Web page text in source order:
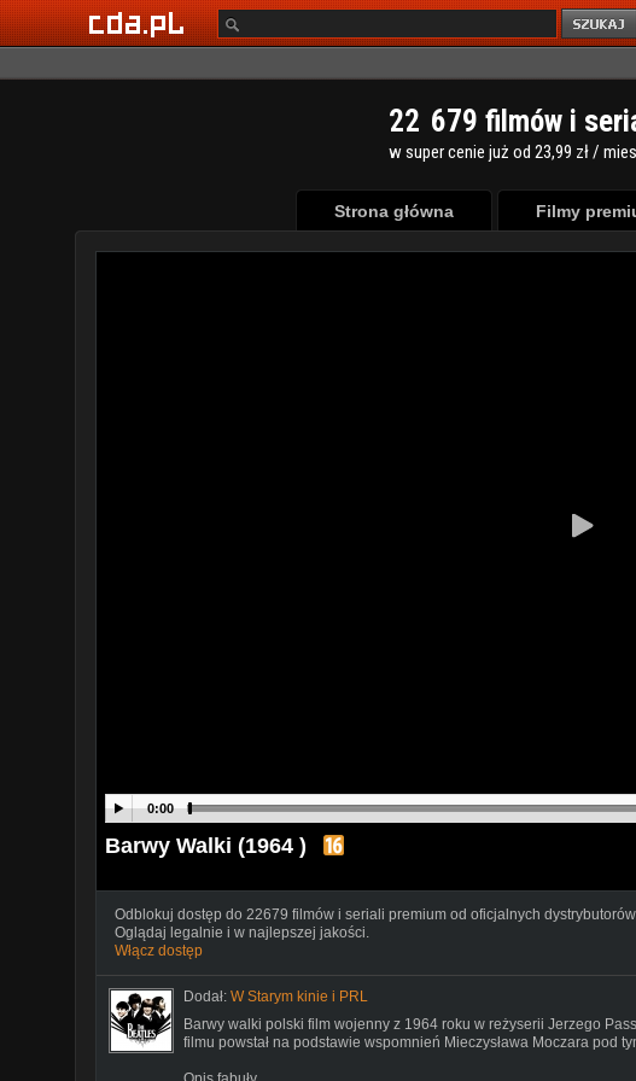
22 679 filmów i
w super cenie już od 23,99 zł /
Strona główna Filmy
0:00
Barwy Walki (1964 )
Odblokuj dostęp do 22679 filmów i seriali premium od oficjalnych
Oglądaj legalnie i w najlepszej jakości.
Włącz dostęp
Dodał: W Starym kinie i PRL
Barwy walki polski film wojenny z 1964 roku w reżyserii Jerzego
filmu powstał na podstawie wspomnień Mieczysława Moczara pod